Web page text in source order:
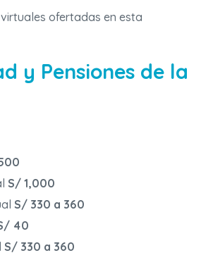
ofertadas en esta
y Pensiones de la
S/ 1,000
S/ 330 a 360
40
S/ 330 a 360